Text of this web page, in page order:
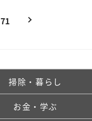
71
掃除・暮らし
お金・学ぶ